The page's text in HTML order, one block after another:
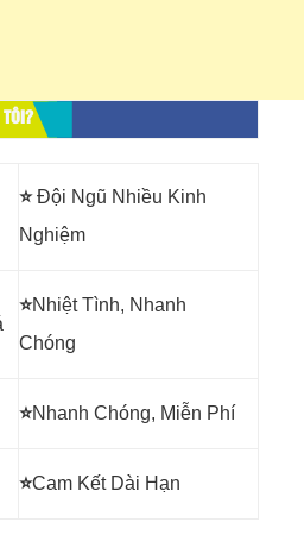
TÔI?
⭐Đội Ngũ Nhiều Kinh
Nghiệm
⭐Nhiệt Tình, Nhanh
Chóng
⭐Nhanh Chóng, Miễn Phí
⭐Cam Kết Dài Hạn